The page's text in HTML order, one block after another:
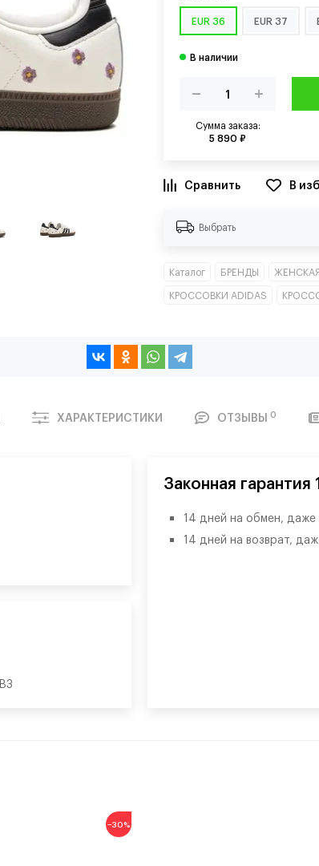
EUR 36 EUR 37
Сумма заказа:
5 890 ₽
В
Выбрать
Каталог БРЕНДЫ
КРОССОВКИ ADIDAS
ХАРАКТЕРИСТИКИ ОТЗЫВЫ 0
Законная гарантия
14 дней на обмен, даже
14 дней на возврат,
−30%